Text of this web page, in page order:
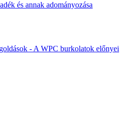
és annak adományozása
- A WPC burkolatok előnyei